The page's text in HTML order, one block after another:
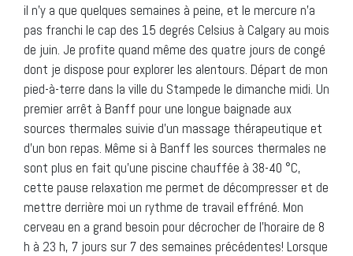
il n’y a que quelques semaines à peine, et le mercure n’a
pas franchi le cap des 15 degrés Celsius à Calgary au mois
de juin. Je profite quand même des quatre jours de congé
dont je dispose pour explorer les alentours. Départ de mon
pied-à-terre dans la ville du Stampede le dimanche midi. Un
premier arrêt à Banff pour une longue baignade aux
sources thermales suivie d’un massage thérapeutique et
d’un bon repas. Même si à Banff les sources thermales ne
sont plus en fait qu’une piscine chauffée à 38-40 °C,
cette pause relaxation me permet de décompresser et de
mettre derrière moi un rythme de travail effréné. Mon
cerveau en a grand besoin pour décrocher de l’horaire de 8
h à 23 h, 7 jours sur 7 des semaines précédentes! Lorsque